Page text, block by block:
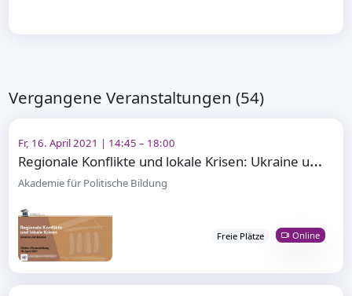
Vergangene Veranstaltungen (54)
Fr, 16. April 2021 | 14:45 – 18:00
R
egionale Konflikte und lokale Krisen: Ukraine und Belarus
Akademie für Politische Bildung
Freie Plätze Online